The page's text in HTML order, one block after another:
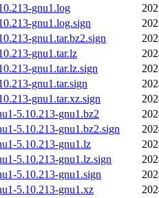
gnu1.log
gnu1.log.sign
gnu1.tar.bz2.sign
gnu1.tar.lz
gnu1.tar.lz.sign
gnu1.tar.sign
gnu1.tar.xz.sign
5.10.213-gnu1.bz2
5.10.213-gnu1.bz2.sign
5.10.213-gnu1.lz
5.10.213-gnu1.lz.sign
5.10.213-gnu1.sign
5.10.213-gnu1.xz